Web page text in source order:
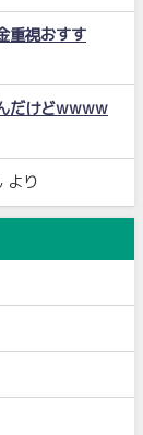
重視おすす
だけどwwww
より